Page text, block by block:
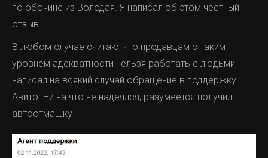
по обочине из Володая. Я написал об этом честный
отзыв.
В любом случае считаю, что продавцам с таким
уровнем адекватности нельзя работать с людьми,
написал на всякий случай обращение в поддержку
Авито. Ни на что не надеялся, разумеется получил
автоотмашку